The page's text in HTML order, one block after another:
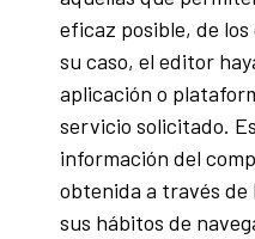
eficaz posible, de
su caso, el editor
aplicación o
servicio solicitado.
información del
obtenida a través
sus hábitos de